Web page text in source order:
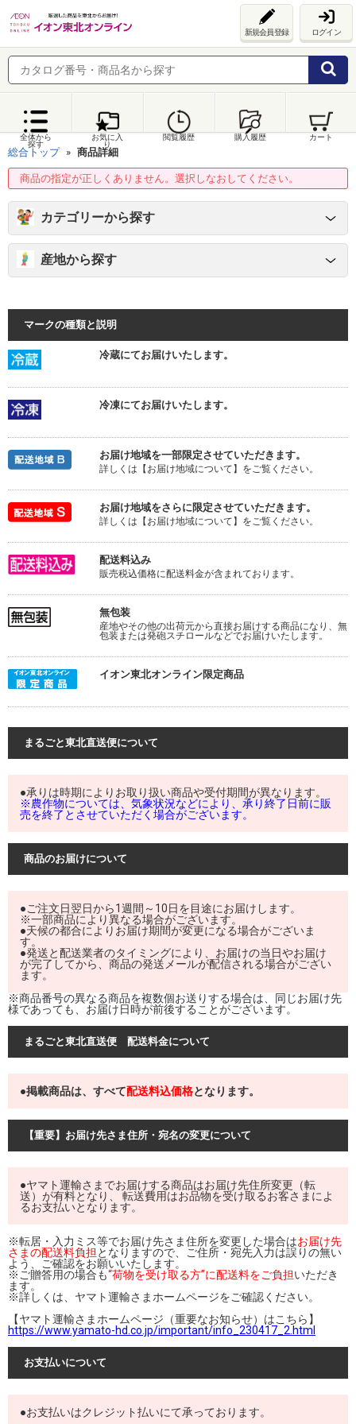
新規会員登録 ログイン
全体から
探す
お気に入
り
閲覧履歴 購入履歴 カート
総合トップ 商品詳細
商品の指定が正しくありません。選択しなおしてください。
カテゴリーから探す
産地から探す
マークの種類と説明
冷蔵にてお届けいたします。
冷凍にてお届けいたします。
お届け地域を一部限定させていただきます。
詳しくは【お届け地域について】をご覧ください。
お届け地域をさらに限定させていただきます。
詳しくは【お届け地域について】をご覧ください。
配送料込み
販売税込価格に配送料金が含まれております。
無包装
産地やその他の出荷元から直接お届けする商品になり、無
包装または発砲スチロールなどでお届けいたします。
イオン東北オンライン限定商品
まるごと東北直送便について
●承りは時期によりお取り扱い商品や受付期間が異なります。
※農作物については、気象状況などにより、承り終了日前に販
売を終了とさせていただく場合がございます。
商品のお届けについて
●ご注文日翌日から1週間～10日を目途にお届けします。
※一部商品により異なる場合がございます。
●天候の都合によりお届け期間が変更になる場合がございま
す。
●発送と配送業者のタイミングにより、お届けの当日やお届け
が完了してから、商品の発送メールが配信される場合がござい
ます。
※商品番号の異なる商品を複数個お送りする場合は、同じお届け先
様であっても、お届け日時が前後することがございます。
まるごと東北直送便 配送料金について
●掲載商品は、すべて配送料込価格となります。
【重要】お届け先さま住所・宛名の変更について
●ヤマト運輸さまでお届けする商品はお届け先住所変更（転
送）が有料となり、 転送費用はお品物を受け取るお客さまによ
るお支払いとなります。
※転居・入力ミス等でお届け先さま住所を変更した場合はお届け先
さまの配送料負担 となりますので、ご住所・宛先入力は誤りの無い
よう、ご確認をお願いいたします。
※ご贈答用の場合も“荷物を受け取る方”に配送料をご負担いただき
ます。
※詳しくは、ヤマト運輸さまホームページをご確認ください。
【ヤマト運輸さまホームページ（重要なお知らせ）はこちら】
https://www.yamato-hd.co.jp/important/info_230417_2.html
お支払いについて
●お支払いはクレジット払いにて承っております。